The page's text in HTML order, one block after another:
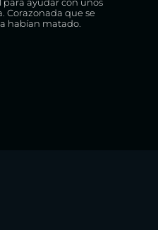
Corazonada que se
habían matado.